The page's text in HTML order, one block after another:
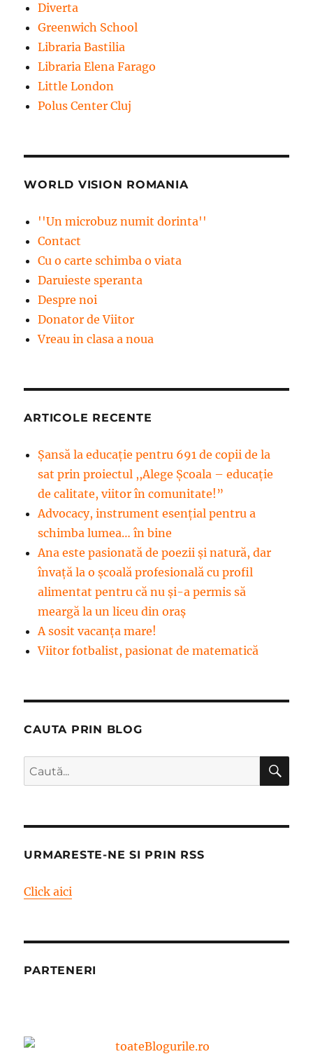
Diverta
Greenwich School
Libraria Bastilia
Libraria Elena Farago
Little London
Polus Center Cluj
WORLD VISION ROMANIA
''Un microbuz numit dorinta''
Contact
Cu o carte schimba o viata
Daruieste speranta
Despre noi
Donator de Viitor
Vreau in clasa a noua
ARTICOLE RECENTE
Șansă la educație pentru 691 de copii de la
sat prin proiectul ,,Alege Școala – educație
de calitate, viitor în comunitate!”
Advocacy, instrument esenţial pentru a
schimba lumea… în bine
Ana este pasionată de poezii și natură, dar
învață la o școală profesională cu profil
alimentat pentru că nu și-a permis să
meargă la un liceu din oraș
A sosit vacanța mare!
Viitor fotbalist, pasionat de matematică
CAUTA PRIN BLOG
Caută
după:
URMARESTE-NE SI PRIN RSS
Click aici
PARTENERI